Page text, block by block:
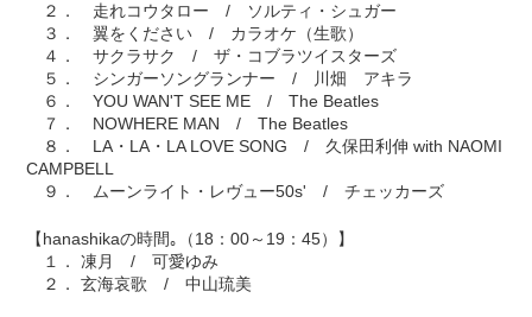
２． 走れコウタロー / ソルティ・シュガー
３． 翼をください / カラオケ（生歌）
４． サクラサク / ザ・コブラツイスターズ
５． シンガーソングランナー / 川畑 アキラ
６． YOU WAN'T SEE ME / The Beatles
７． NOWHERE MAN / The Beatles
８． LA・LA・LA LOVE SONG / 久保田利伸 with NAOMI
CAMPBELL
９． ムーンライト・レヴュー50s' / チェッカーズ
【hanashikaの時間｡（18：00～19：45）】
１． 凍月 / 可愛ゆみ
２． 玄海哀歌 / 中山琉美